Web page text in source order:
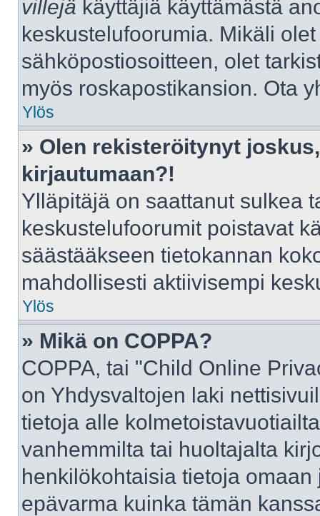
villejä käyttäjiä käyttämästä
keskustelufoorumia. Mikäli
sähköpostiosoitteen, olet
myös roskapostikansion. Ota
Ylös
» Olen rekisteröitynyt
kirjautumaan?!
Ylläpitäjä on saattanut sulkea
keskustelufoorumit poistavat
säästääkseen tietokannan
mahdollisesti aktiivisempi
Ylös
» Mikä on COPPA?
COPPA, tai "Child Online
on Yhdysvaltojen laki
tietoja alle
vanhemmilta tai huoltajalta
henkilökohtaisia tietoja
epävarma kuinka tämän